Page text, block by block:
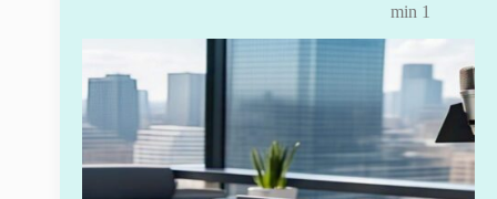
1 min